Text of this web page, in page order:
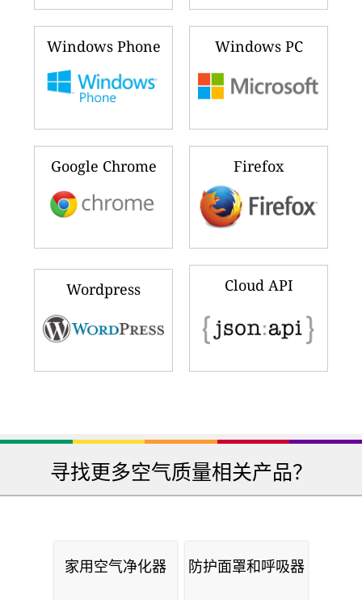
🇦🇪 141
阿拉伯联合酋长国 🇵🇸巴勒斯坦领土
Ranking updated 几秒前 (2026年8月5日 22:35)
下载 及时更新 空气质量指数 插件
iPhone & iPad Android
Windows Phone Windows PC
Google Chrome Firefox
Cloud API